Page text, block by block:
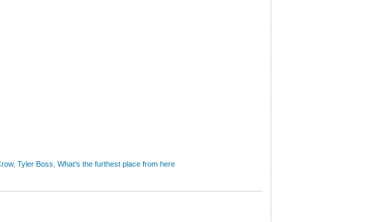
, Tyler Boss What’s the furthest place from here